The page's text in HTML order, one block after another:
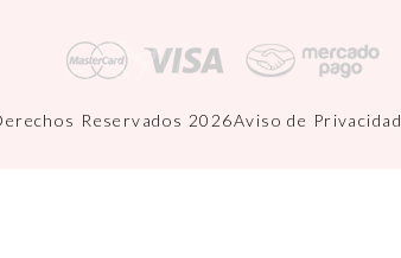
Reservados 2026Aviso de Privacidad